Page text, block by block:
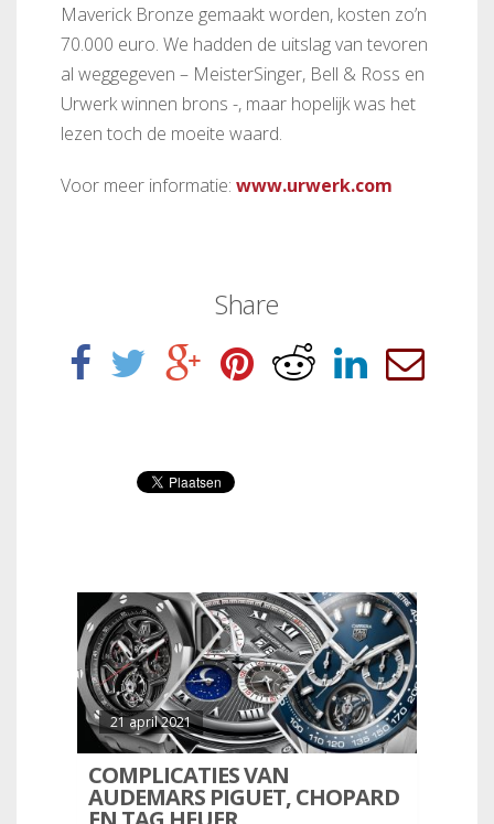
Maverick Bronze gemaakt worden, kosten zo’n
70.000 euro. We hadden de uitslag van tevoren
al weggegeven – MeisterSinger, Bell & Ross en
Urwerk winnen brons -, maar hopelijk was het
lezen toch de moeite waard.
Voor meer informatie: www.urwerk.com
Share
21 april 2021
COMPLICATIES VAN
AUDEMARS PIGUET, CHOPARD